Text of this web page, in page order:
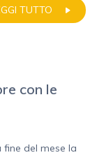
TUTTO
con le
del mese la